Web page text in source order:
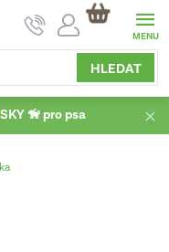
HLEDAT
NÁKUPNÍ
KOŠÍK
🦮 pro psa